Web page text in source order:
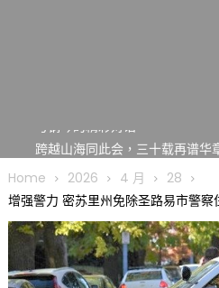
跨越山海同此会，三十载再谱
圣路易龙舟俱乐部5月16日龙舟
趣 + 水上竞速魅力
三十二载跨越时空的相逢
执掌密苏里植物园近四十年 致
合作 Peter Raven 博士逝世 享
Home 2026 4 月
28
增强警力 密苏里州免除圣路易市警察